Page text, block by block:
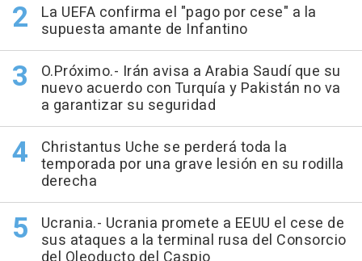
La UEFA confirma el "pago por cese" a la
supuesta amante de Infantino
O.Próximo.- Irán avisa a Arabia Saudí que su
nuevo acuerdo con Turquía y Pakistán no va
a garantizar su seguridad
Christantus Uche se perderá toda la
temporada por una grave lesión en su rodilla
derecha
Ucrania.- Ucrania promete a EEUU el cese de
sus ataques a la terminal rusa del Consorcio